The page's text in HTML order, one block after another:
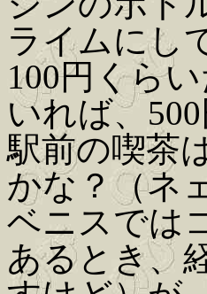
ライムにし
100円くら
いれば、
駅前の喫茶
かな？（ネ
ベニスでは
あるとき、